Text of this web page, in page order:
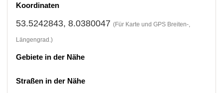
Koordinaten
53.5242843, 8.0380047 (Für Karte und GPS Breiten-,
Längengrad.)
Gebiete in der Nähe
Straßen in der Nähe